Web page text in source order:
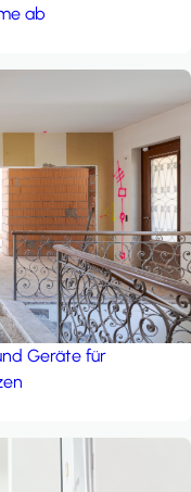
ab
Geräte für